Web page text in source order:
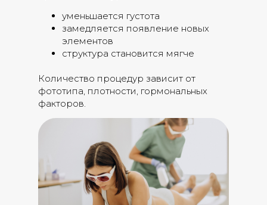
уменьшается густота
замедляется появление новых
элементов
структура становится мягче
Количество процедур зависит от
фототипа, плотности, гормональных
факторов.